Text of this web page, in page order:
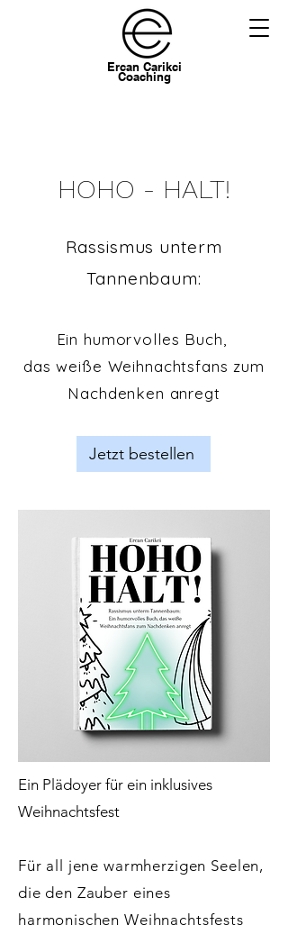
Ercan Carikci
Coaching
HOHO - HALT!
Rassismus unterm
Tannenbaum:
Ein humorvolles Buch,
das weiße Weihnachtsfans zum
Nachdenken anregt
Jetzt bestellen
Ein Plädoyer für ein inklusives
Weihnachtsfest
Für all jene warmherzigen Seelen,
die den Zauber eines
harmonischen Weihnachtsfests